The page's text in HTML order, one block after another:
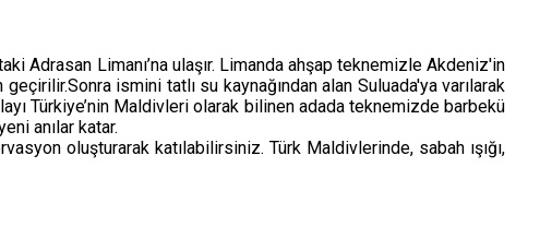
Adrasan Limanı’na ulaşır. Limanda ahşap teknemizle Akdeniz'in
ismini tatlı su kaynağından alan Suluada'ya varılarak
Türkiye’nin Maldivleri olarak bilinen adada teknemizde barbekü
anılar katar.
oluşturarak katılabilirsiniz. Türk Maldivlerinde, sabah ışığı,